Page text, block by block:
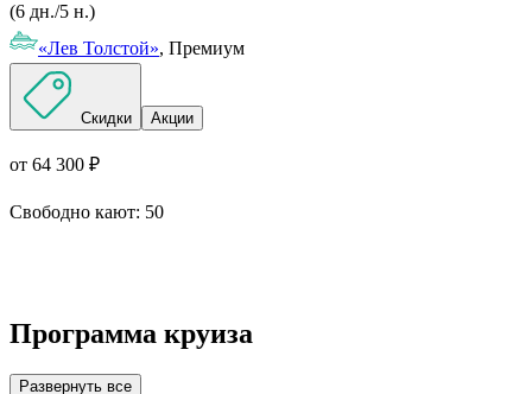
(6 дн./5 н.)
«Лев Толстой», Премиум
Скидки Акции
от 64 300 ₽
Свободно кают: 50
Программа круиза
Развернуть все